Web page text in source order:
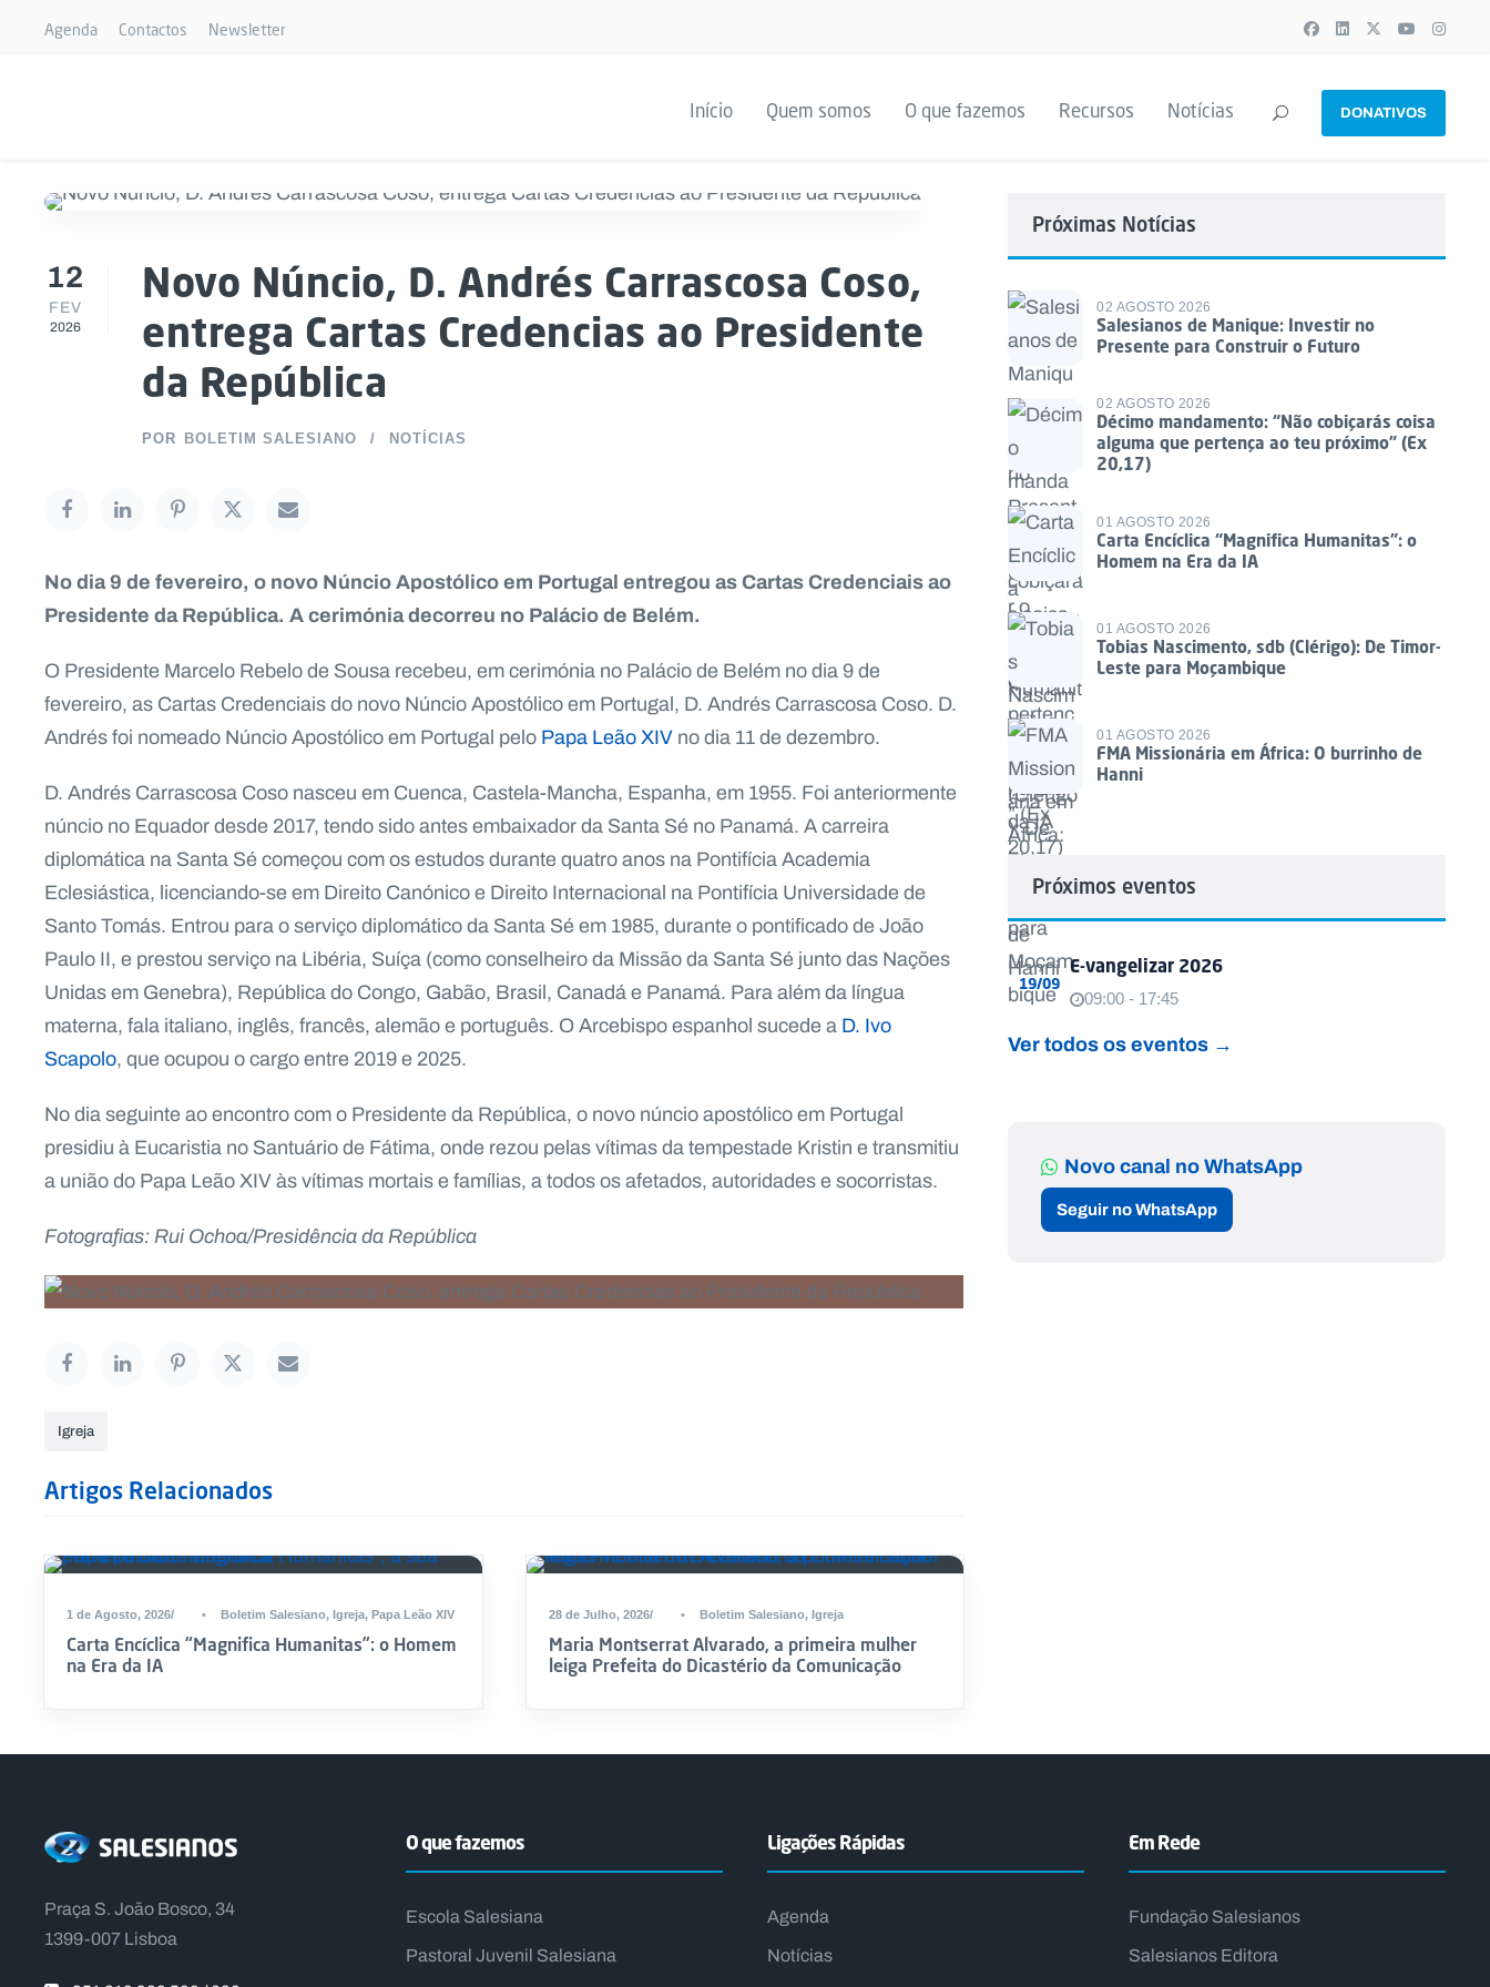
Agenda Contactos Newsletter
Início Quem somos O que fazemos Recursos Notícias DONATIVOS
12
FEV
2026
Novo Núncio, D. Andrés Carrascosa Coso,
entrega Cartas Credencias ao Presidente
da República
POR BOLETIM SALESIANO NOTÍCIAS
No dia 9 de fevereiro, o novo Núncio Apostólico em Portugal entregou as Cartas Credenciais ao
Presidente da República. A cerimónia decorreu no Palácio de Belém.
O Presidente Marcelo Rebelo de Sousa recebeu, em cerimónia no Palácio de Belém no dia 9 de
fevereiro, as Cartas Credenciais do novo Núncio Apostólico em Portugal, D. Andrés Carrascosa Coso. D.
Andrés foi nomeado Núncio Apostólico em Portugal peloPapa Leão XIVno dia 11 de dezembro.
D. Andrés Carrascosa Coso nasceu em Cuenca, Castela-Mancha, Espanha, em 1955. Foi anteriormente
núncio no Equador desde 2017, tendo sido antes embaixador da Santa Sé no Panamá. A carreira
diplomática na Santa Sé começou com os estudos durante quatro anos na Pontifícia Academia
Eclesiástica, licenciando-se em Direito Canónico e Direito Internacional na Pontifícia Universidade de
Santo Tomás. Entrou para o serviço diplomático da Santa Sé em 1985, durante o pontificado de João
Paulo II, e prestou serviço na Libéria, Suíça (como conselheiro da Missão da Santa Sé junto das Nações
Unidas em Genebra), República do Congo, Gabão, Brasil, Canadá e Panamá. Para além da língua
materna, fala italiano, inglês, francês, alemão e português. O Arcebispo espanhol sucede aD. Ivo
Scapolo, que ocupou o cargo entre 2019 e 2025.
No dia seguinte ao encontro com o Presidente da República, o novo núncio apostólico em Portugal
presidiu à Eucaristia no Santuário de Fátima, onde rezou pelas vítimas da tempestade Kristin e transmitiu
a união do Papa Leão XIV às vítimas mortais e famílias, a todos os afetados, autoridades e socorristas.
Fotografias: Rui Ochoa/Presidência da República
Igreja
Artigos Relacionados
1 de Agosto, 2026 • Boletim Salesiano, Igreja, Papa Leão XIV
Carta Encíclica “Magnifica Humanitas”: o Homem
na Era da IA
28 de Julho, 2026 • Boletim Salesiano, Igreja
Maria Montserrat Alvarado, a primeira mulher
leiga Prefeita do Dicastério da Comunicação
Próximas Notícias
02 AGOSTO 2026
Salesianos de Manique: Investir no
Presente para Construir o Futuro
02 AGOSTO 2026
Décimo mandamento: “Não cobiçarás coisa
alguma que pertença ao teu próximo” (Ex
20,17)
01 AGOSTO 2026
Carta Encíclica “Magnifica Humanitas”: o
Homem na Era da IA
01 AGOSTO 2026
Tobias Nascimento, sdb (Clérigo): De Timor-
Leste para Moçambique
01 AGOSTO 2026
FMA Missionária em África: O burrinho de
Hanni
Próximos eventos
19/09
E-vangelizar 2026
09:00 - 17:45
Ver todos os eventos →
Novo canal no WhatsApp
Seguir no WhatsApp
Praça S. João Bosco, 34
1399-007 Lisboa
O que fazemos
Escola Salesiana
Pastoral Juvenil Salesiana
Ligações Rápidas
Agenda
Notícias
Em Rede
Fundação Salesianos
Salesianos Editora